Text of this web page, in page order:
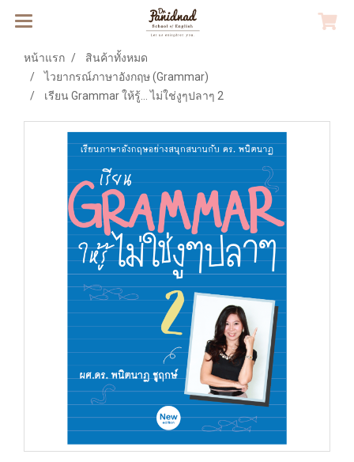
หน้าแรก
สินค้าทั้งหมด
ไวยากรณ์ภาษาอังกฤษ (Grammar)
เรียน Grammar ให้รู้... ไม่ใช่งูๆปลาๆ 2